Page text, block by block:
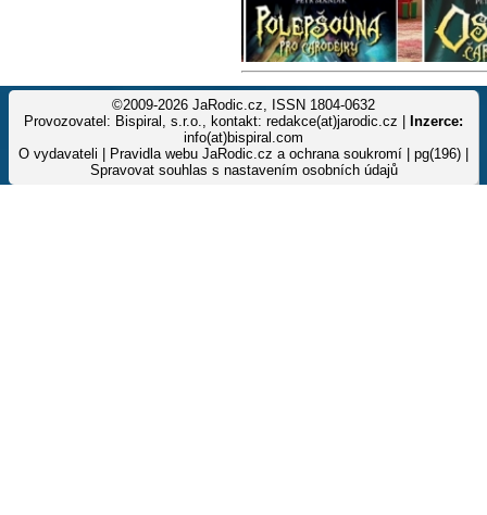
©2009-2026 JaRodic.cz, ISSN 1804-0632
Provozovatel: Bispiral, s.r.o., kontakt: redakce(at)jarodic.cz |
Inzerce:
info(at)bispiral.com
O vydavateli
Pravidla webu JaRodic.cz a ochrana soukromí | pg(196) |
Spravovat souhlas s nastavením osobních údajů